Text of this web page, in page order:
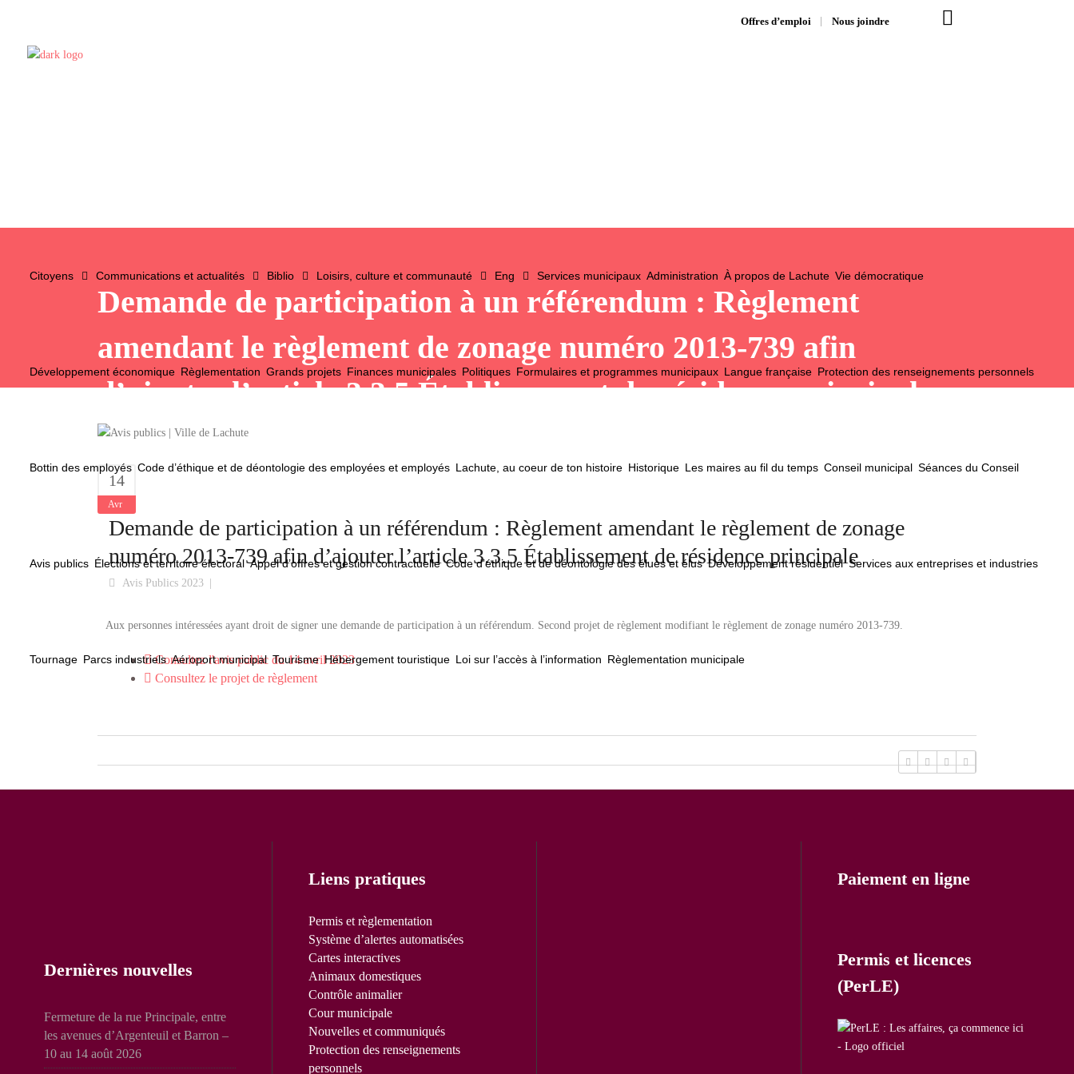
Offres d’emploi Nous joindre
Citoyens Communications et actualités Biblio Loisirs, culture et communauté Eng Services municipaux Administration À propos de Lachute Vie démocratique
Développement économique Règlementation Grands projets Finances municipales Politiques Formulaires et programmes municipaux Langue française Protection des renseignements personnels
Bottin des employés Code d’éthique et de déontologie des employées et employés Lachute, au coeur de ton histoire Historique Les maires au fil du temps Conseil municipal Séances du Conseil
Avis publics Élections et territoire électoral Appel d’offres et gestion contractuelle Code d’éthique et de déontologie des élues et élus Développement résidentiel Services aux entreprises et industries
Tournage Parcs industriels Aéroport municipal Tourisme Hébergement touristique Loi sur l’accès à l’information Règlementation municipale
Demande de participation à un référendum : Règlement
amendant le règlement de zonage numéro 2013-739 afin
d’ajouter l’article 3.3.5 Établissement de résidence principale
14
Avr
Demande de participation à un référendum : Règlement amendant le règlement de zonage
numéro 2013-739 afin d’ajouter l’article 3.3.5 Établissement de résidence principale
Avis Publics 2023
Aux personnes intéressées ayant droit de signer une demande de participation à un référendum. Second projet de règlement modifiant le règlement de zonage numéro 2013-739.
Consultez l'avis public du 14 avril 2023
Consultez le projet de règlement
Dernières nouvelles
Fermeture de la rue Principale, entre
les avenues d’Argenteuil et Barron –
10 au 14 août 2026
Liens pratiques
Permis et règlementation
Système d’alertes automatisées
Cartes interactives
Animaux domestiques
Contrôle animalier
Cour municipale
Nouvelles et communiqués
Protection des renseignements
personnels
Paiement en ligne
Permis et licences
(PerLE)